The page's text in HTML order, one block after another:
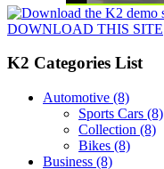
DOWNLOAD THIS SITE
K2 Categories List
Automotive (8)
Sports Cars (8)
Collection (8)
Bikes (8)
Business (8)